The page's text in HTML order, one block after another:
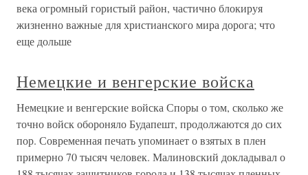
века огромный гористый район, частично блокируя
жизненно важные для христианского мира дорога; что
еще дольше
Немецкие и венгерские войска
Немецкие и венгерские войска Споры о том, сколько же
точно войск обороняло Будапешт, продолжаются до сих
пор. Современная печать упоминает о взятых в плен
примерно 70 тысяч человек. Малиновский докладывал о